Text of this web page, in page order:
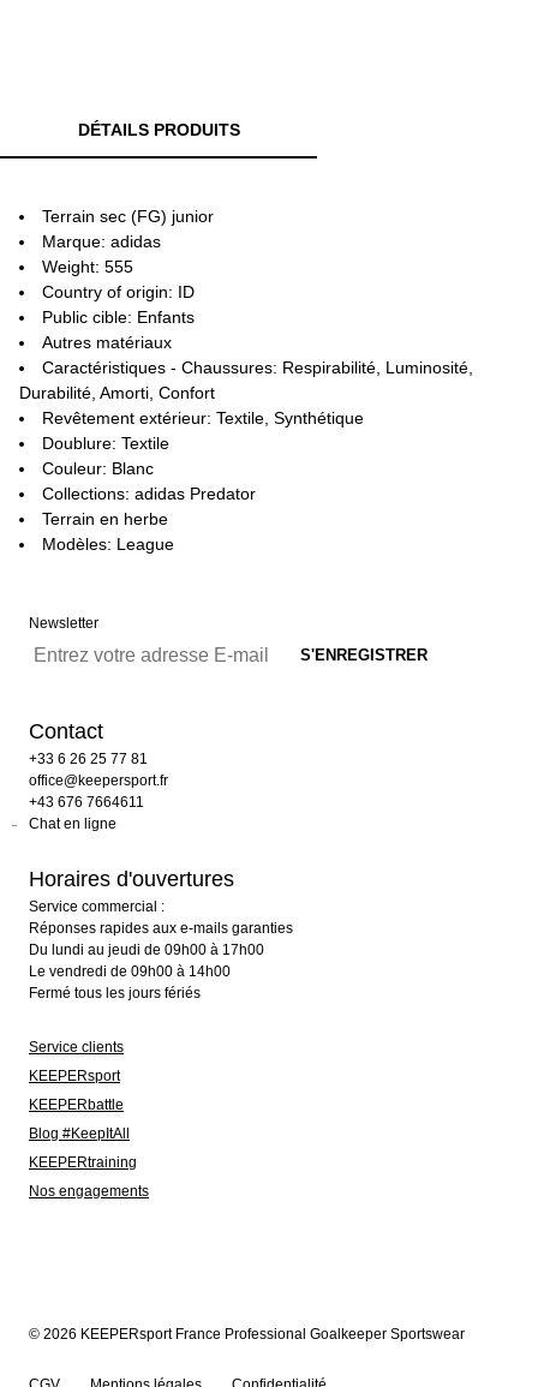
DÉTAILS PRODUITS
Terrain sec (FG) junior
Marque: adidas
Weight: 555
Country of origin: ID
Public cible: Enfants
Autres matériaux
Caractéristiques - Chaussures: Respirabilité, Luminosité,
Durabilité, Amorti, Confort
Revêtement extérieur: Textile, Synthétique
Doublure: Textile
Couleur: Blanc
Collections: adidas Predator
Terrain en herbe
Modèles: League
Newsletter
Contact
+33 6 26 25 77 81
office@keepersport.fr
+43 676 7664611
Chat en ligne
Horaires d'ouvertures
Service commercial :
Réponses rapides aux e-mails garanties
Du lundi au jeudi de 09h00 à 17h00
Le vendredi de 09h00 à 14h00
Fermé tous les jours fériés
Service clients
KEEPERsport
KEEPERbattle
Blog #KeepItAll
KEEPERtraining
Nos engagements
© 2026 KEEPERsport France Professional Goalkeeper Sportswear